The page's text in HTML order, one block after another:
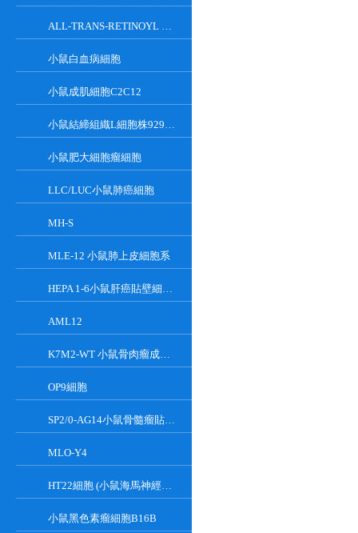
ALL-TRANS-RETINOYL B-GLUCURONIDE
小鼠白血病細胞
小鼠成肌細胞C2C12
小鼠結締組織L細胞株929克隆
小鼠肥大細胞瘤細胞
LLC/LUC小鼠肺癌細胞
MH-S
MLE-12 小鼠肺上皮細胞系
HEPA 1-6小鼠肝癌貼壁細胞系
AML12
K7M2-WT 小鼠骨肉瘤成骨細胞系
OP9細胞
SP2/0-AG14小鼠骨髓瘤貼壁細胞系
MLO-Y4
HT22細胞 (小鼠海馬神經元細胞) (STR鑒定正確)
小鼠黑色素瘤細胞B16B